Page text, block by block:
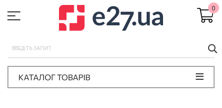
0
КАТАЛОГ ТОВАРІВ